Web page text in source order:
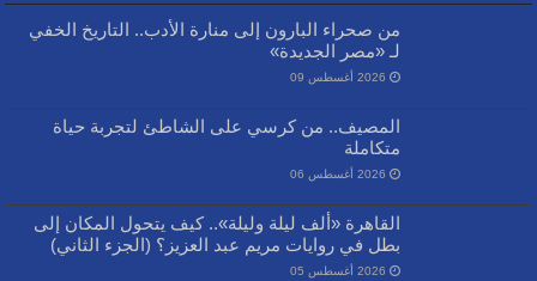
من صحراء البارون إلى منارة الأدب.. التاريخ الخفي
لـ «مصر الجديدة»
2026 أغسطس 09
المصيف.. من كرسي على الشاطئ لتجربة حياة
متكاملة
2026 أغسطس 06
القاهرة «ألف ليلة وليلة».. كيف يتحول المكان إلى
بطل في روايات مريم عبد العزيز؟ (الجزء الثاني)
2026 أغسطس 05